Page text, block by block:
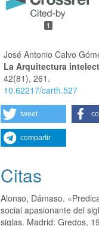
1
José Antonio Calvo
La Arquitectura
42(81),261.
10.62217/carth.527
tweet
compartir
Citas
Alonso, Dámaso.
social apasionante del
siglas. Madrid: Gredos,